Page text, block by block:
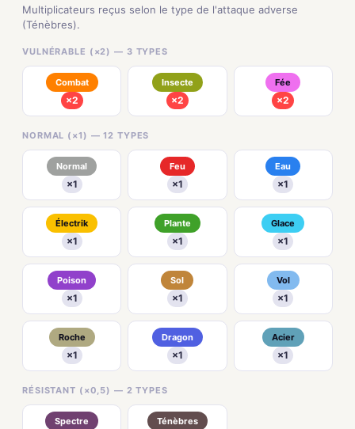
Multiplicateurs reçus selon le type de l'attaque adverse
(Ténèbres).
VULNÉRABLE (×2) — 3 TYPES
Combat
×2
Insecte
×2
Fée
×2
NORMAL (×1) — 12 TYPES
Normal
×1
Feu
×1
Eau
×1
Électrik
×1
Plante
×1
Glace
×1
Poison
×1
Sol
×1
Vol
×1
Roche
×1
Dragon
×1
Acier
×1
RÉSISTANT (×0,5) — 2 TYPES
Spectre Ténèbres